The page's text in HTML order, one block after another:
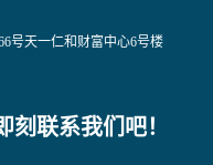
号天一仁和财富中心6号楼
刻联系我们吧！